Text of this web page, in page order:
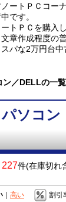
ートＰＣコー
です。
トＰＣを購入
章作成程度の
パな2万円台
ン／DELLの一
パソコ
227件(在庫切れ
｜ 高い 割引